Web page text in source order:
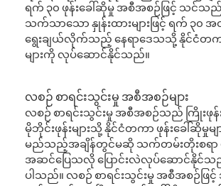
ရက် ၃၀ ဖုန်းခေါ်ဆိုမှု အစီအစဉ်ဖြင့် သင်သည်
သက်သာသော နှုန်းထားများဖြင့် ရက် ၃၀
ရွေးချယ်လိုက်သည့် နေရာဒေသသို့ နိုင်ငံတက
များကို လုပ်ဆောင်နိုင်သည်။
လစဉ် စာရင်းသွင်းမှု အစီအစဉ်များ
လစဉ် စာရင်းသွင်းမှု အစီအစဉ်သည် ကြိုးဖုန်း
မိုဘိုင်းဖုန်းများသို့ နိုင်ငံတကာ ဖုန်းခေါ်ဆိုမှုမျ
မည်သည့်အချိန်တွင်မဆို သက်တမ်းတိုးစရ
အဆင်ပြေသလို ပြောင်းလဲလုပ်ဆောင်နိုင်သ
ပါသည်။ လစဉ် စာရင်းသွင်းမှု အစီအစဉ်ဖ